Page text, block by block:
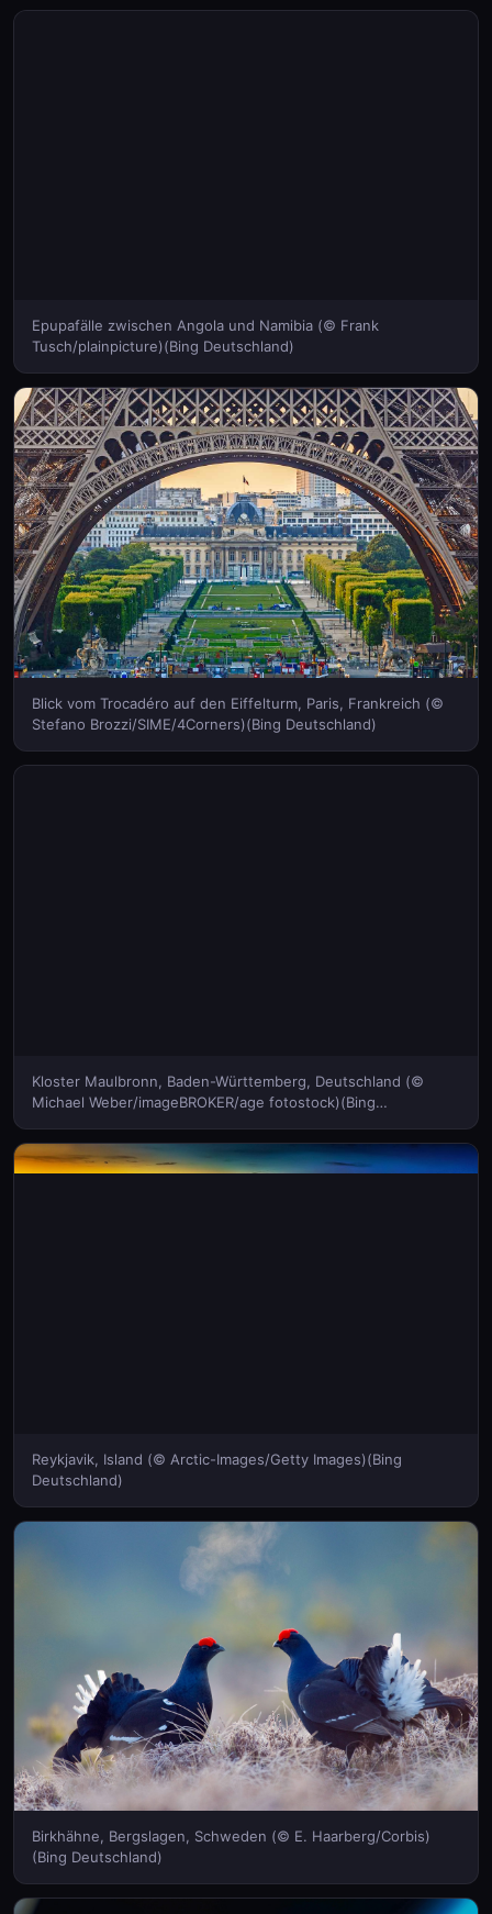
Epupafälle zwischen Angola und Namibia (© Frank
Tusch/plainpicture)(Bing Deutschland)
Blick vom Trocadéro auf den Eiffelturm, Paris, Frankreich (©
Stefano Brozzi/SIME/4Corners)(Bing Deutschland)
Kloster Maulbronn, Baden-Württemberg, Deutschland (©
Michael Weber/imageBROKER/age fotostock)(Bing
Reykjavik, Island (© Arctic-Images/Getty Images)(Bing
Deutschland)
Birkhähne, Bergslagen, Schweden (© E. Haarberg/Corbis)
(Bing Deutschland)